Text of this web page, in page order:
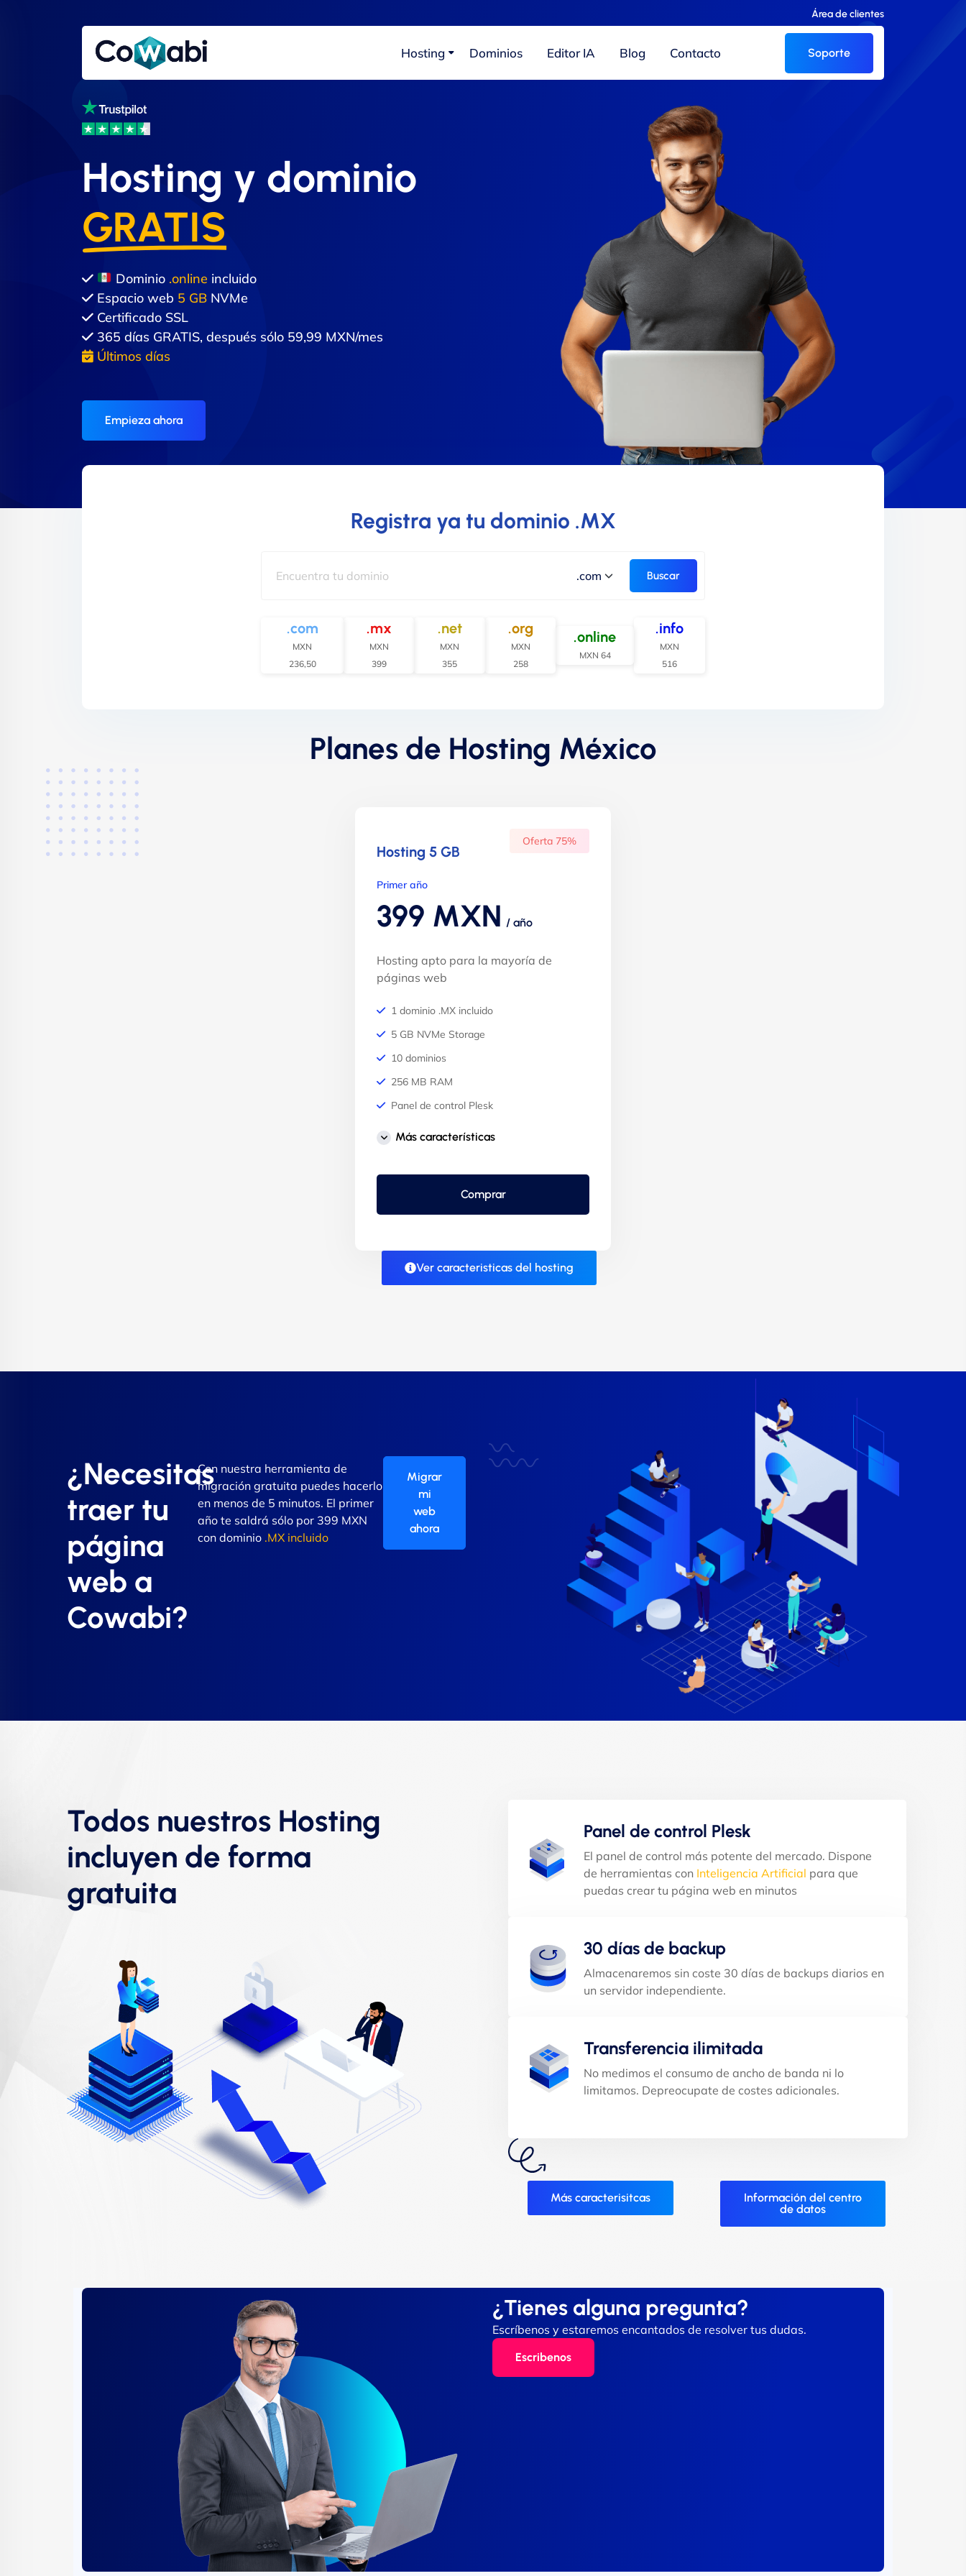
Área de clientes
Hosting Dominios Editor IA Blog Contacto Soporte
Hosting y dominio
GRATIS
Dominio .online incluido
Espacio web 5 GB NVMe
Certificado SSL
365 días GRATIS, después sólo 59,99 MXN/mes
Últimos días
Empieza ahora
Registra ya tu dominio .MX
Buscar
.com
MXN
236,50
.mx
MXN
399
.net
MXN
355
.org
MXN
258
.online
MXN 64
.info
MXN
516
Planes de Hosting México
Hosting 5 GB
Oferta 75%
Primer año
399 MXN / año
Hosting apto para la mayoría de
páginas web
1 dominio .MX incluido
5 GB NVMe Storage
10 dominios
256 MB RAM
Panel de control Plesk
30 días de backup
Transferencia ilimitada
99,9% Uptime garantizado
Más características
Comprar
Ver caracteristicas del hosting
¿Necesitas
traer tu
página
web a
Cowabi?
Con nuestra herramienta de
migración gratuita puedes hacerlo
en menos de 5 minutos. El primer
año te saldrá sólo por 399 MXN
con dominio .MX incluido
Migrar
mi
web
ahora
Todos nuestros Hosting
incluyen de forma
gratuita
Panel de control Plesk
El panel de control más potente del mercado. Dispone
de herramientas con Inteligencia Artificial para que
puedas crear tu página web en minutos
30 días de backup
Almacenaremos sin coste 30 días de backups diarios en
un servidor independiente.
Transferencia ilimitada
No medimos el consumo de ancho de banda ni lo
limitamos. Depreocupate de costes adicionales.
Más caracterisitcas
Información del centro
de datos
¿Tienes alguna pregunta?
Escríbenos y estaremos encantados de resolver tus dudas.
Escribenos